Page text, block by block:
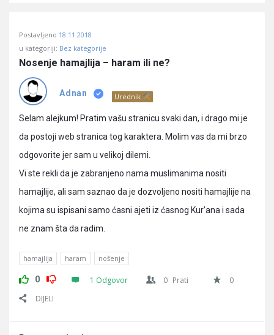
Učene
Latest
Pitanja
Postavljeno 18.11.2018
u kategoriji: Bez kategorije
Nosenje hamajlija – haram ili ne?
Adnan Urednik
Selam alejkum! Pratim vašu stranicu svaki dan, i drago mi je
da postoji web stranica tog karaktera. Molim vas da mi brzo
odgovorite jer sam u velikoj dilemi.
Vi ste rekli da je zabranjeno nama muslimanima nositi
hamajlije, ali sam saznao da je dozvoljeno nositi hamajlije na
kojima su ispisani samo ćasni ajeti iz ćasnog Kur’ana i sada
ne znam šta da radim.
hamajlija haram nošenje
0 1 Odgovor 0 Prati
0
DIJELI